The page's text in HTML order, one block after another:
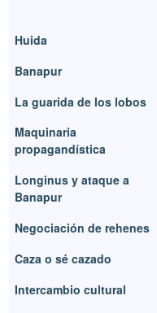
Huida
Banapur
La guarida de los lobos
Maquinaria
propagandística
Longinus y ataque a
Banapur
Negociación de rehenes
Caza o sé cazado
Intercambio cultural